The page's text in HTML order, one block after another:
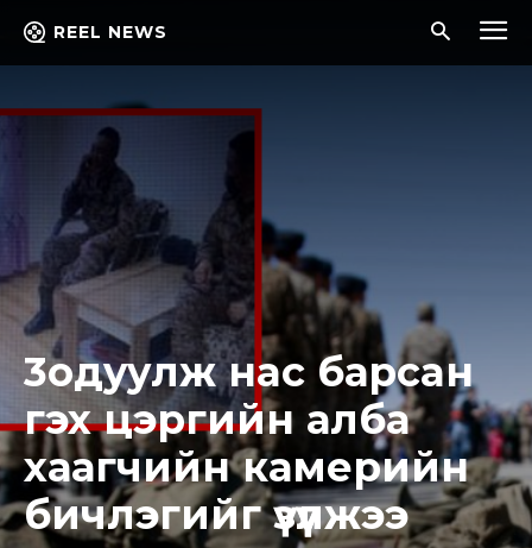
REEL NEWS
3одyyлж нac бapcaн
гэх цэргийн алба
хаагчийн камерийн
бичлэгийг үзүүлжээ